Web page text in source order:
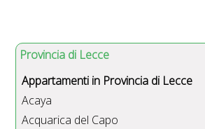
Provincia di Lecce
Appartamenti in Provincia di Lecce
Acaya
Acquarica del Capo